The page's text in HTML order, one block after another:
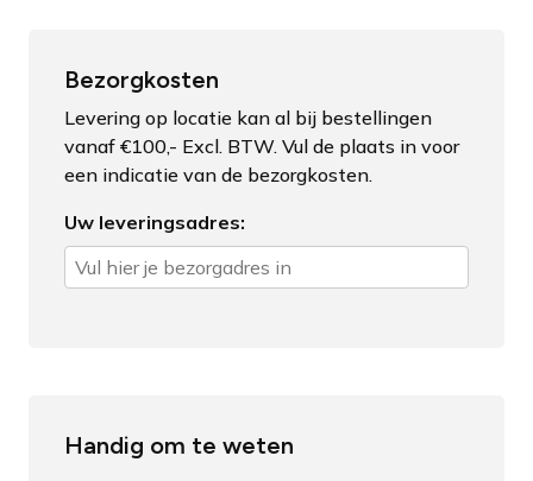
Bezorgkosten
Levering op locatie kan al bij bestellingen
vanaf €100,- Excl. BTW. Vul de plaats in voor
een indicatie van de bezorgkosten.
Uw leveringsadres:
Handig om te weten